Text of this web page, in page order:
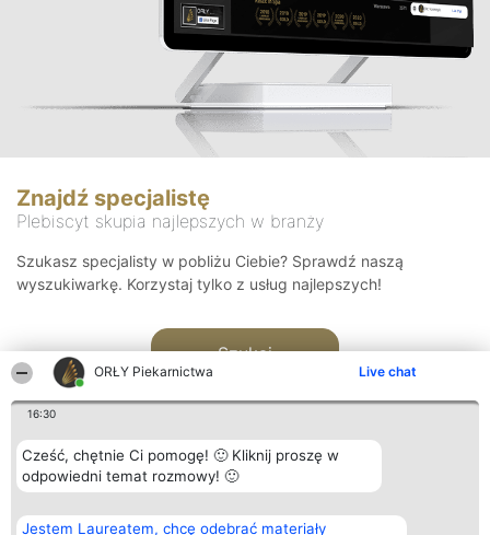
ORŁY Piekarnictwa Live chat
16:30
Cześć, chętnie Ci pomogę! 🙂 Kliknij proszę w
odpowiedni temat rozmowy! 🙂
Jestem Laureatem, chcę odebrać materiały
Znajdź specjalistę
Plebiscyt skupia najlepszych w branży
Szukasz specjalisty w pobliżu Ciebie? Sprawdź naszą
wyszukiwarkę. Korzystaj tylko z usług najlepszych!
Szukaj
Organizator plebiscytu
Bright Side Solutions sp. z o.
Plebiscyt
Laureaci
Kontakt
Kontakt